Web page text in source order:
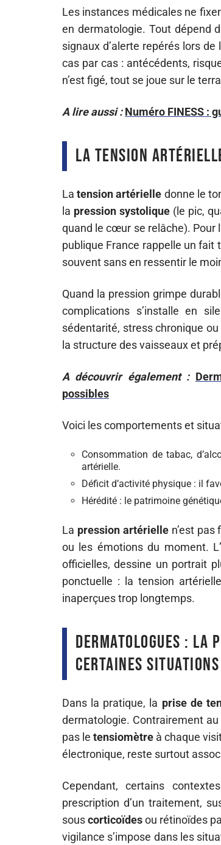
Les instances médicales ne
en dermatologie. Tout dépend
signaux d’alerte repérés lors de
cas par cas : antécédents,
n’est figé, tout se joue sur le
A lire aussi : Numéro FINESS :
La tension
Latension artérielle donne le
la pression systolique (le pic,
quand le cœur se relâche). Pour
publique France rappelle un fait
souvent sans en ressentir le
Quand la pression grimpe
complications s’installe en
sédentarité, stress chronique
la structure des vaisseaux et
A découvrir également :
possibles
Voici les comportements et
Consommation de tabac,
artérielle.
Déficit d’activité physique : il
Hérédité : le patrimoine
La pression artériellen’est pas
ou les émotions du moment.
officielles, dessine un portrait
ponctuelle : la tension
inaperçues trop longtemps.
Dermatologues : la
certaines situations
Dans la pratique, la prise de
dermatologie. Contrairement
pas le tensiomètre à chaque
électronique, reste surtout
Cependant, certains
prescription d’un traitement,
souscorticoïdesou rétinoïdes
vigilance s’impose dans les